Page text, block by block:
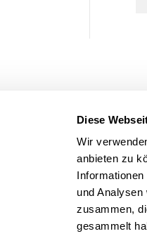
Diese
Wir
anbieten zu
und
zusammen,
gesammelt